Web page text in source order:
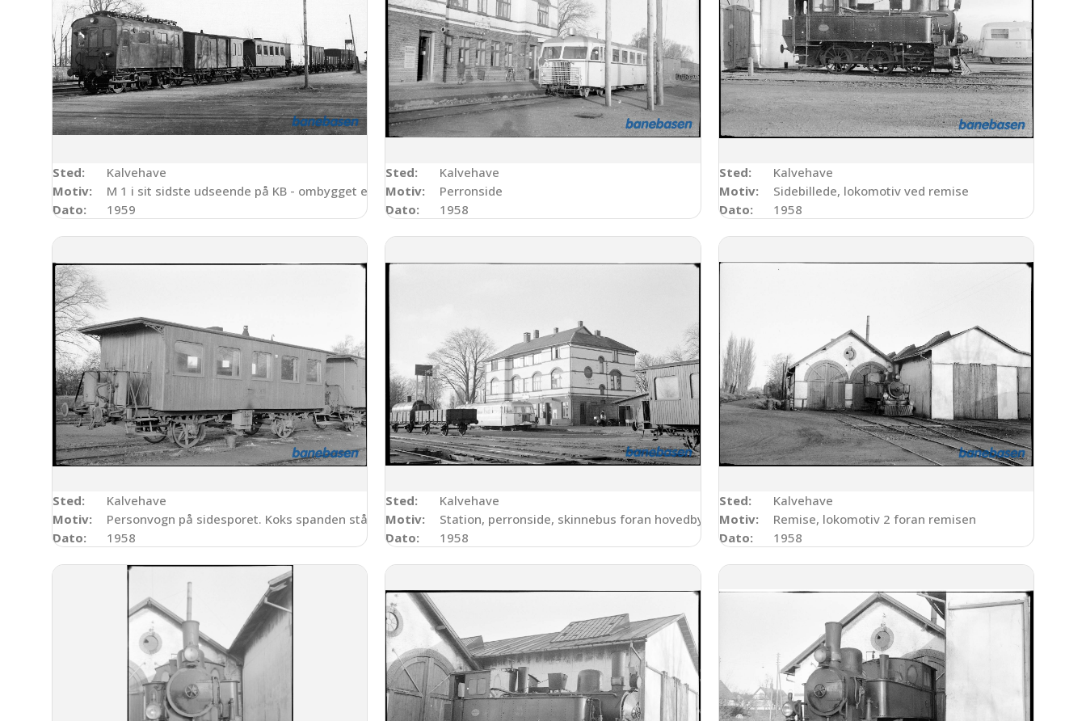
Sted:
Kalvehave
Motiv:
M 1 i sit sidste udseende på KB - ombygget efter brand i 1951 med Frichs MO-motor, nye kølere m.v.
Dato:
1959
Sted:
Kalvehave
Motiv:
Perronside
Dato:
1958
Sted:
Kalvehave
Motiv:
Sidebillede, lokomotiv ved remise
Dato:
1958
Sted:
Kalvehave
Motiv:
Personvogn på sidesporet. Koks spanden står ved centralvarmefyret under vognen
Dato:
1958
Sted:
Kalvehave
Motiv:
Station, perronside, skinnebus foran hovedbygningen
Dato:
1958
Sted:
Kalvehave
Motiv:
Remise, lokomotiv 2 foran remisen
Dato:
1958